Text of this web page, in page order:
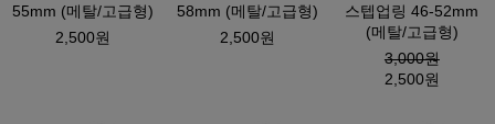
55mm (메탈/고급형)
2,500원
58mm (메탈/고급형)
2,500원
스텝업링 46-52mm
(메탈/고급형)
3,000원
2,500원